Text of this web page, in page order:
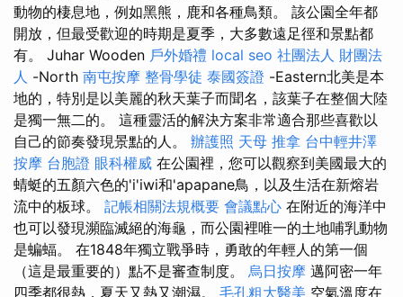
動物的棲息地，例如黑熊，鹿和各種鳥類。 該公園全年都
開放，但最受歡迎的時期是夏季，大多數遠足徑和景點都
有。 Juhar Wooden 戶外婚禮 local seo 社團法人 財團法
人 -North 南屯按摩 整骨學徒 泰國簽證 -Eastern北美是本
地的，特別是以美麗的秋天葉子而聞名，該葉子在整個大陸
是獨一無二的。 這種靈活的解決方案非常適合那些喜歡以
自己的節奏發現景點的人。 辦護照 天母 推拿 台中輕井澤
按摩 台胞證 眼科權威 在公園裡，您可以觀察到美國最大的
蜻蜓的五顏六色的'i'iwi和'apapane鳥，以及生活在新熔岩
流中的板球。 記帳相關法規概要 會議點心 在附近的海洋中
也可以發現瀕臨滅絕的海龜，而公園裡唯一的土地哺乳動物
是蝙蝠。 在1848年獨立戰爭時，勇敢的年輕人的第一個
（這是最重要的）點不是審查制度。 烏日按摩 邁阿密一年
四季都很熱，夏天又熱又潮濕。 毛孔粗大醫美 空氣溫度在